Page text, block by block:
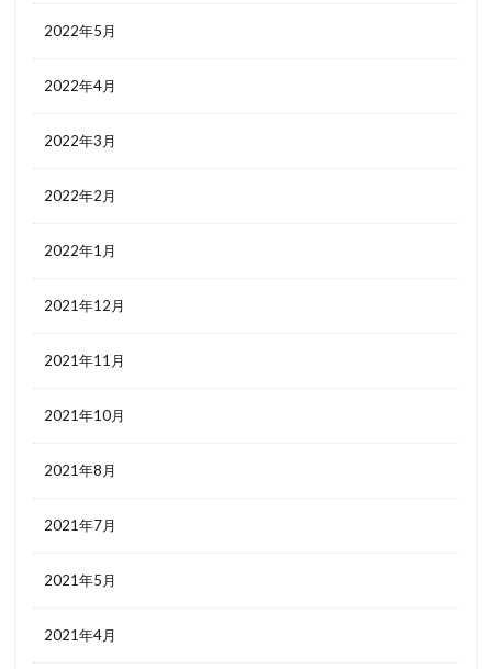
2022年5月
2022年4月
2022年3月
2022年2月
2022年1月
2021年12月
2021年11月
2021年10月
2021年8月
2021年7月
2021年5月
2021年4月